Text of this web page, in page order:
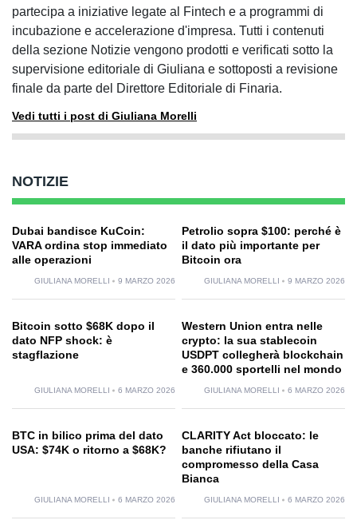
partecipa a iniziative legate al Fintech e a programmi di
incubazione e accelerazione d'impresa. Tutti i contenuti
della sezione Notizie vengono prodotti e verificati sotto la
supervisione editoriale di Giuliana e sottoposti a revisione
finale da parte del Direttore Editoriale di Finaria.
Vedi tutti i post di Giuliana Morelli
NOTIZIE
Dubai bandisce KuCoin:
VARA ordina stop immediato
alle operazioni
GIULIANA MORELLI 9 MARZO 2026
Petrolio sopra $100: perché è
il dato più importante per
Bitcoin ora
GIULIANA MORELLI 9 MARZO 2026
Bitcoin sotto $68K dopo il
dato NFP shock: è
stagflazione
GIULIANA MORELLI 6 MARZO 2026
Western Union entra nelle
crypto: la sua stablecoin
USDPT collegherà blockchain
e 360.000 sportelli nel mondo
GIULIANA MORELLI 6 MARZO 2026
BTC in bilico prima del dato
USA: $74K o ritorno a $68K?
GIULIANA MORELLI 6 MARZO 2026
CLARITY Act bloccato: le
banche rifiutano il
compromesso della Casa
Bianca
GIULIANA MORELLI 6 MARZO 2026